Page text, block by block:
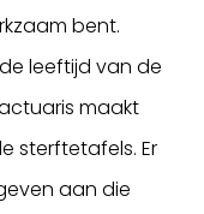
bent.
leeftijd van de
maakt
sterftetafels. Er
aan die